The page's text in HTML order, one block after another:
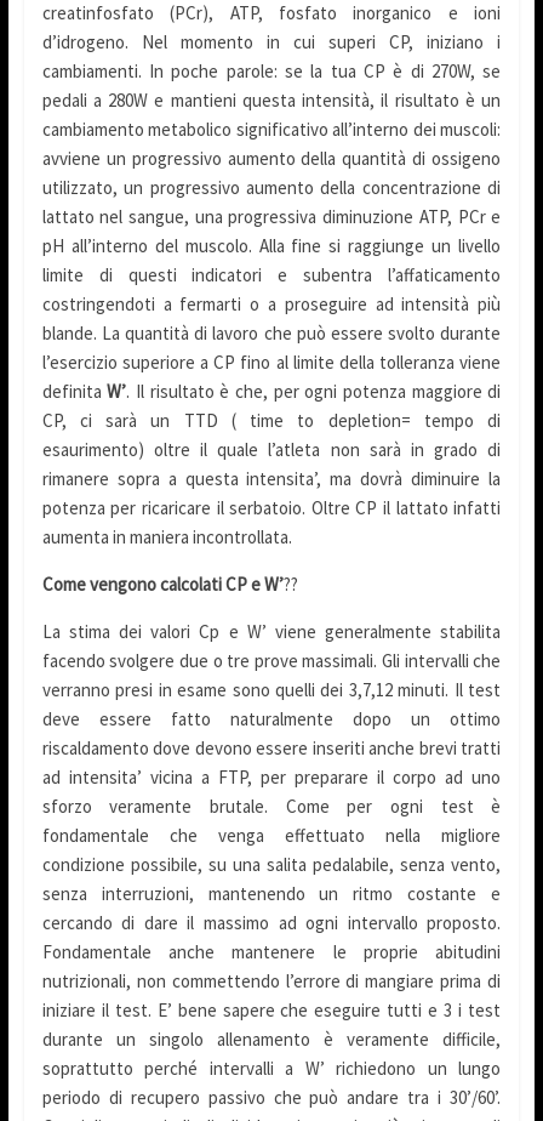
creatinfosfato (PCr), ATP, fosfato inorganico e ioni
d’idrogeno. Nel momento in cui superi CP, iniziano i
cambiamenti. In poche parole: se la tua CP è di 270W, se
pedali a 280W e mantieni questa intensità, il risultato è un
cambiamento metabolico significativo all’interno dei muscoli:
avviene un progressivo aumento della quantità di ossigeno
utilizzato, un progressivo aumento della concentrazione di
lattato nel sangue, una progressiva diminuzione ATP, PCr e
pH all’interno del muscolo. Alla fine si raggiunge un livello
limite di questi indicatori e subentra l’affaticamento
costringendoti a fermarti o a proseguire ad intensità più
blande. La quantità di lavoro che può essere svolto durante
l’esercizio superiore a CP fino al limite della tolleranza viene
definitaW’. Il risultato è che, per ogni potenza maggiore di
CP, ci sarà un TTD ( time to depletion= tempo di
esaurimento) oltre il quale l’atleta non sarà in grado di
rimanere sopra a questa intensita’, ma dovrà diminuire la
potenza per ricaricare il serbatoio. Oltre CP il lattato infatti
aumenta in maniera incontrollata.
Come vengono calcolati CP e W’??
La stima dei valori Cp e W’ viene generalmente stabilita
facendo svolgere due o tre prove massimali. Gli intervalli che
verranno presi in esame sono quelli dei 3,7,12 minuti. Il test
deve essere fatto naturalmente dopo un ottimo
riscaldamento dove devono essere inseriti anche brevi tratti
ad intensita’ vicina a FTP, per preparare il corpo ad uno
sforzo veramente brutale. Come per ogni test è
fondamentale che venga effettuato nella migliore
condizione possibile, su una salita pedalabile, senza vento,
senza interruzioni, mantenendo un ritmo costante e
cercando di dare il massimo ad ogni intervallo proposto.
Fondamentale anche mantenere le proprie abitudini
nutrizionali, non commettendo l’errore di mangiare prima di
iniziare il test. E’ bene sapere che eseguire tutti e 3 i test
durante un singolo allenamento è veramente difficile,
soprattutto perché intervalli a W’ richiedono un lungo
periodo di recupero passivo che può andare tra i 30’/60’.